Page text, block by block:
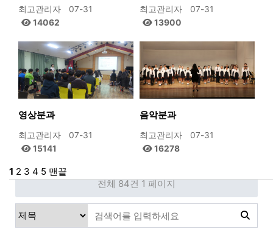
최고관리자
07-31
14062
최고관리자
07-31
13900
영상분과
최고관리자
07-31
15141
음악분과
최고관리자
07-31
16278
1 2 3 4 5 맨끝
전체 84건 1 페이지